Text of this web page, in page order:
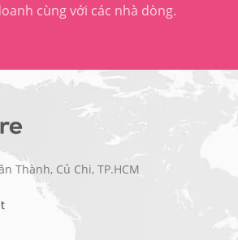
cùng với các nhà dòng.
Thành, Củ Chi, TP.HCM